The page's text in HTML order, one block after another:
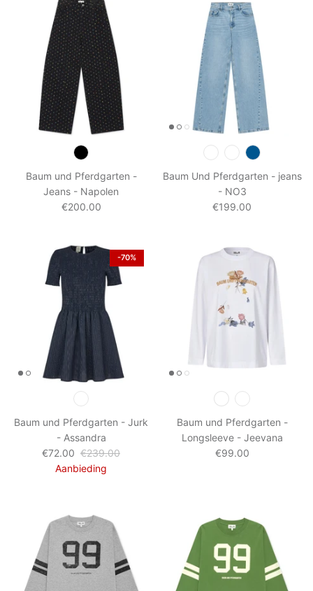
Baum und Pferdgarten -
Jeans - Napolen
€200.00
Baum Und Pferdgarten - jeans
- NO3
€199.00
-70%
Baum und Pferdgarten - Jurk
- Assandra
€72.00 €239.00
Aanbieding
Baum und Pferdgarten -
Longsleeve - Jeevana
€99.00